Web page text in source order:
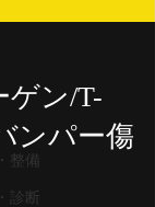
整備
診断
ゲン/T-
ンパー傷